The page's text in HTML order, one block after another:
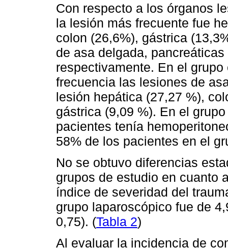
Con respecto a los órganos
la lesión más frecuente fue
colon (26,6%), gástrica
de asa delgada,
respectivamente. En el
frecuencia las lesiones de
lesión hepática (27,27 %),
gástrica (9,09 %). En el
pacientes tenía
58% de los pacientes en el
No se obtuvo diferencias
grupos de estudio en cuanto
índice de severidad del
grupo laparoscópico fue de
0,75). (Tabla 2)
Al evaluar la incidencia de